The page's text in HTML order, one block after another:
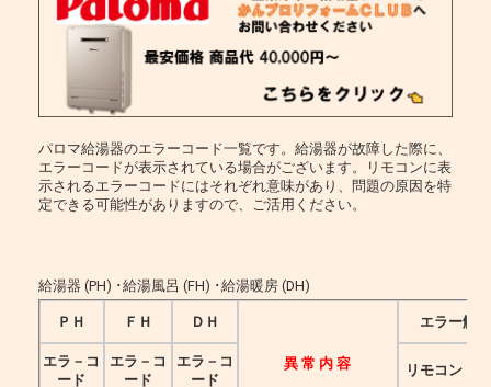
パロマ給湯器のエラーコード一覧です。給湯器が故障した際に、
エラーコードが表示されている場合がございます。リモコンに表
示されるエラーコードにはそれぞれ意味があり、問題の原因を特
定できる可能性がありますので、ご活用ください。
給湯器 (PH) ･給湯風呂 (FH) ･給湯暖房 (DH)
ＰＨ ＦＨ ＤＨ
異 常 内 容
エラー解
エラ－コ
ード
エラ－コ
ード
エラ－コ
ード
リモコン